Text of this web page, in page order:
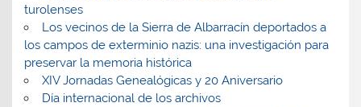
turolenses
Los vecinos de la Sierra de Albarracín deportados a
los campos de exterminio nazis: una investigación para
preservar la memoria histórica
XIV Jornadas Genealógicas y 20 Aniversario
Día internacional de los archivos